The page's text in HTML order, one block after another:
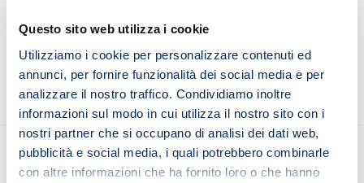
Questo sito web utilizza i cookie
Utilizziamo i cookie per personalizzare contenuti ed
annunci, per fornire funzionalità dei social media e per
analizzare il nostro traffico. Condividiamo inoltre
informazioni sul modo in cui utilizza il nostro sito con i
nostri partner che si occupano di analisi dei dati web,
pubblicità e social media, i quali potrebbero combinarle
con altre informazioni che ha fornito loro o che hanno